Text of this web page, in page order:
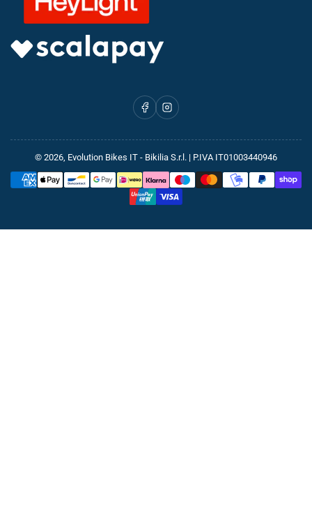
FacebookInstagram
© 2026, Evolution Bikes IT - Bikilia S.r.l. | P.IVA IT01003440946
Metodi
di
pagamento